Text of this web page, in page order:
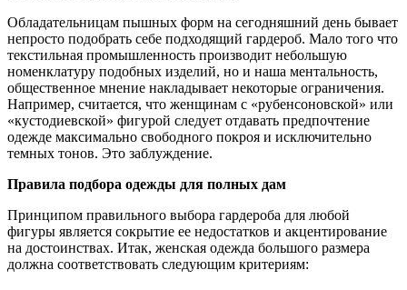
Обладательницам пышных форм на сегодняшний день бывает
непросто подобрать себе подходящий гардероб. Мало того что
текстильная промышленность производит небольшую
номенклатуру подобных изделий, но и наша ментальность,
общественное мнение накладывает некоторые ограничения.
Например, считается, что женщинам с «рубенсоновской» или
«кустодиевской» фигурой следует отдавать предпочтение
одежде максимально свободного покроя и исключительно
темных тонов. Это заблуждение.
Правила подбора одежды для полных дам
Принципом правильного выбора гардероба для любой
фигуры является сокрытие ее недостатков и акцентирование
на достоинствах. Итак, женская одежда большого размера
должна соответствовать следующим критериям: